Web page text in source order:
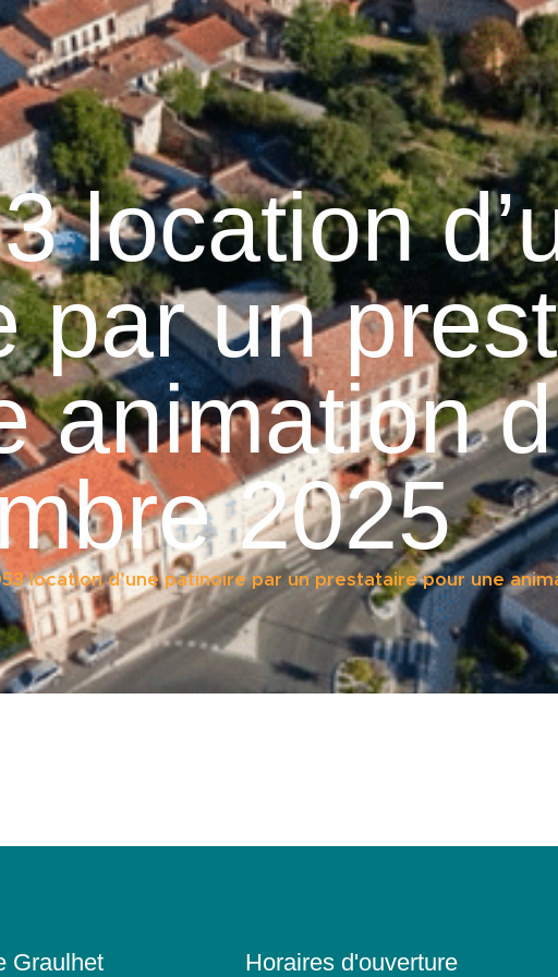
Graulhet Vie municipale Graulhet au
location
par un
animation
2025
location d’une patinoire par un prestataire pour une
Graulhet Horaires d'ouverture